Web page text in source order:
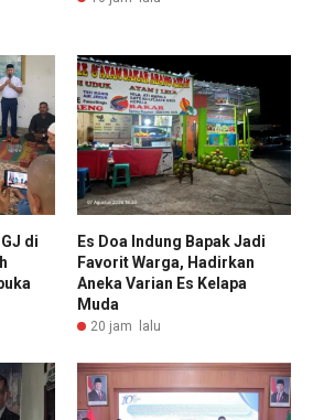
di
Es Doa Indung Bapak Jadi
Favorit Warga, Hadirkan
Aneka Varian Es Kelapa
Muda
20 jam lalu